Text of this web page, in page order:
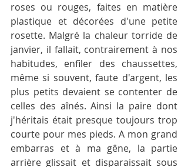
roses ou rouges, faites en matière
plastique et décorées d'une petite
rosette. Malgré la chaleur torride de
janvier, il fallait, contrairement à nos
habitudes, enfiler des chaussettes,
même si souvent, faute d'argent, les
plus petits devaient se contenter de
celles des aînés. Ainsi la paire dont
j'héritais était presque toujours trop
courte pour mes pieds. A mon grand
embarras et à ma gêne, la partie
arrière glissait et disparaissait sous